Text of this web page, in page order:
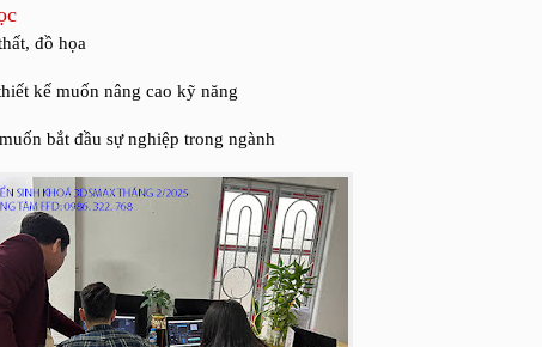
đồ họa
kế muốn nâng cao kỹ năng
bắt đầu sự nghiệp trong ngành